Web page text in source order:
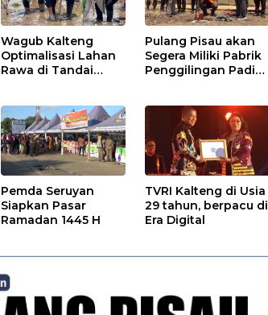
Wagub Kalteng
Optimalisasi Lahan
Rawa di Tandai
Pulang Pisau akan
Segera Miliki Pabrik
Penggilingan Padi
Pemda Seruyan
Siapkan Pasar
Ramadan 1445 H
TVRI Kalteng di Usia
29 tahun, berpacu di
Era Digital